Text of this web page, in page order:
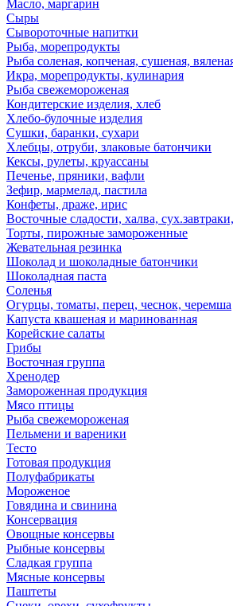
Масло, маргарин
Сыры
Сывороточные напитки
Рыба, морепродукты
Рыба соленая, копченая, сушеная,
Икра, морепродукты, кулинария
Рыба свежемороженая
Кондитерские изделия, хлеб
Хлебо-булочные изделия
Сушки, баранки, сухари
Хлебцы, отруби, злаковые батончики
Кексы, рулеты, круассаны
Печенье, пряники, вафли
Зефир, мармелад, пастила
Конфеты, драже, ирис
Восточные сладости, халва,
Торты, пирожные замороженные
Жевательная резинка
Шоколад и шоколадные батончики
Шоколадная паста
Соленья
Огурцы, томаты, перец, чеснок, черемша
Капуста квашеная и маринованная
Корейские салаты
Грибы
Восточная группа
Хренодер
Замороженная продукция
Мясо птицы
Рыба свежемороженая
Пельмени и вареники
Тесто
Готовая продукция
Полуфабрикаты
Мороженое
Говядина и свинина
Консервация
Овощные консервы
Рыбные консервы
Сладкая группа
Мясные консервы
Паштеты